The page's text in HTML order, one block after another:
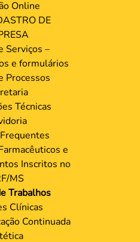
Online
DE
Serviços –
e formulários
Processos
Técnicas
e
Inscritos no
MS
Trabalhos
Clínicas
Continuada